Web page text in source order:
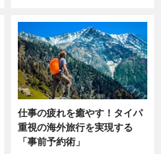
仕事の疲れを癒やす！タイパ
重視の海外旅行を実現する
「事前予約術」